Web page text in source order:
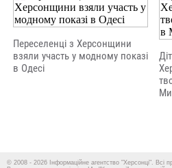
Переселенці з Херсонщини
взяли участь у модному показі
в Одесі
© 2008 - 2026 Інформаційне агентство "Херсонці". Всі